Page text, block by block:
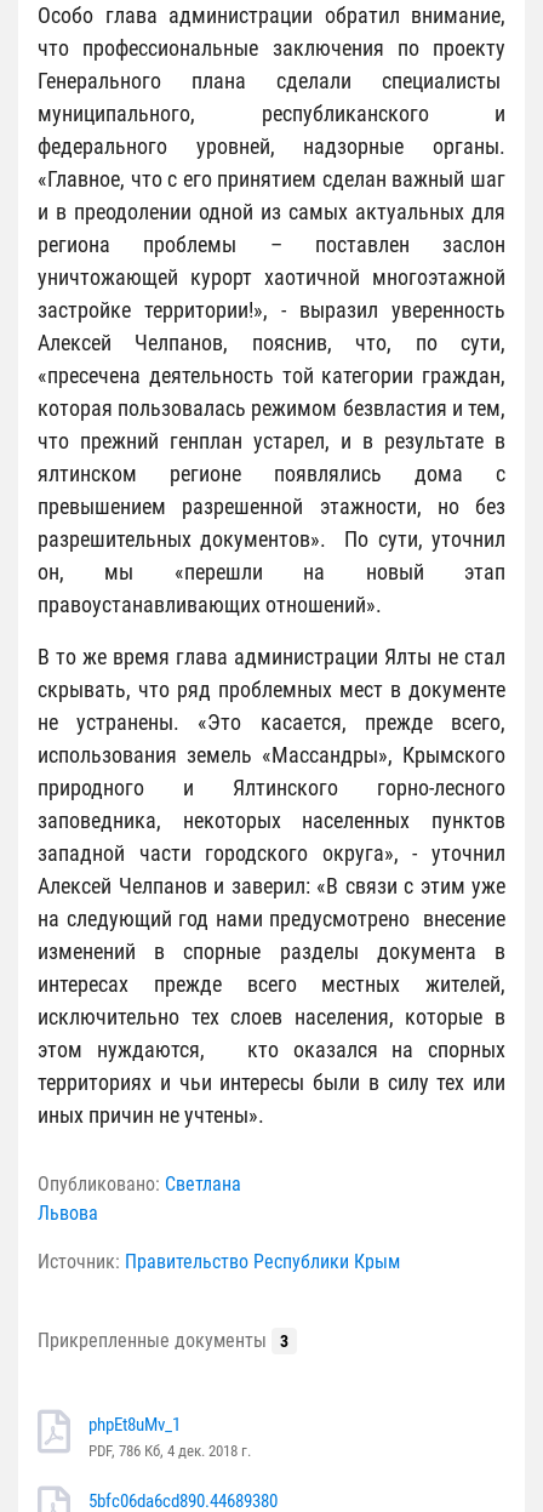
Особо глава администрации обратил внимание,
что профессиональные заключения по проекту
Генерального плана сделали специалисты
муниципального, республиканского и
федерального уровней, надзорные органы.
«Главное, что с его принятием сделан важный шаг
и в преодолении одной из самых актуальных для
региона проблемы – поставлен заслон
уничтожающей курорт хаотичной многоэтажной
застройке территории!», - выразил уверенность
Алексей Челпанов, пояснив, что, по сути,
«пресечена деятельность той категории граждан,
которая пользовалась режимом безвластия и тем,
что прежний генплан устарел, и в результате в
ялтинском регионе появлялись дома с
превышением разрешенной этажности, но без
разрешительных документов». По сути, уточнил
он, мы «перешли на новый этап
правоустанавливающих отношений».
В то же время глава администрации Ялты не стал
скрывать, что ряд проблемных мест в документе
не устранены. «Это касается, прежде всего,
использования земель «Массандры», Крымского
природного и Ялтинского горно-лесного
заповедника, некоторых населенных пунктов
западной части городского округа», - уточнил
Алексей Челпанов и заверил: «В связи с этим уже
на следующий год нами предусмотрено внесение
изменений в спорные разделы документа в
интересах прежде всего местных жителей,
исключительно тех слоев населения, которые в
этом нуждаются, кто оказался на спорных
территориях и чьи интересы были в силу тех или
иных причин не учтены».
Опубликовано: Светлана
Львова
Источник: Правительство Республики Крым
Прикрепленные документы 3
phpEt8uMv_1
PDF, 786 Кб, 4 дек. 2018 г.
5bfc06da6cd890.44689380